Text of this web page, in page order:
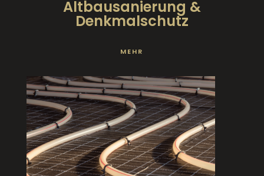
Altbausanierung &
Denkmalschutz
MEHR